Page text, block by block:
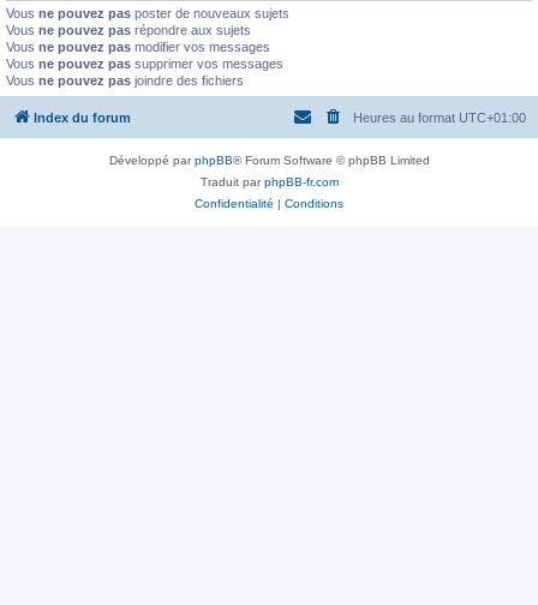
Vous ne pouvez pas poster de nouveaux sujets
Vous ne pouvez pas répondre aux sujets
Vous ne pouvez pas modifier vos messages
Vous ne pouvez pas supprimer vos messages
Vous ne pouvez pas joindre des fichiers
Index du forum Heures au format UTC+01:00
Développé parphpBB® Forum Software © phpBB Limited
Traduit parphpBB-fr.com
Confidentialité | Conditions